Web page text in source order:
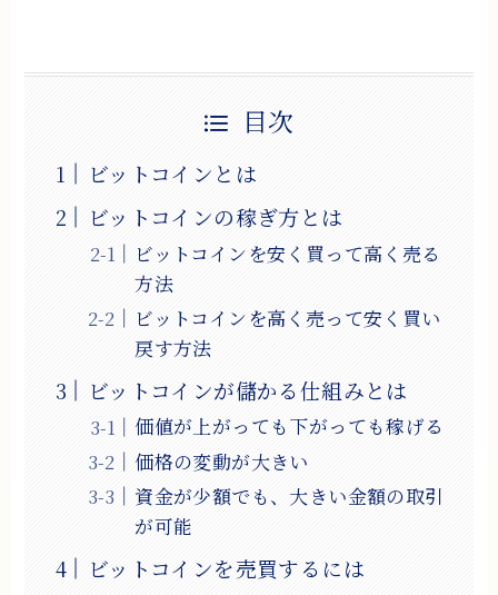
目次
ビットコインとは
ビットコインの稼ぎ方とは
ビットコインを安く買って高く売る
方法
ビットコインを高く売って安く買い
戻す方法
ビットコインが儲かる仕組みとは
価値が上がっても下がっても稼げる
価格の変動が大きい
資金が少額でも、大きい金額の取引
が可能
ビットコインを売買するには